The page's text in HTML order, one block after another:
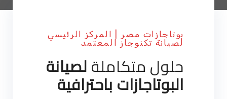
بوتاجازات مصر | المركز الرئيسي
لصيانة تكنوجاز المعتمد
حلول متكاملةلصيانة
البوتاجازات باحترافية